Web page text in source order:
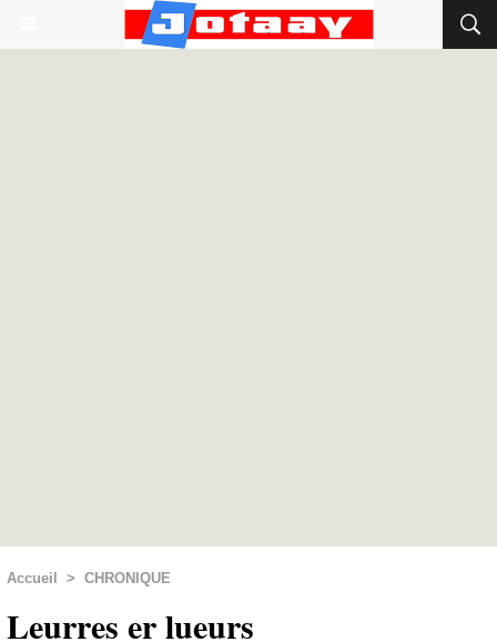
Accueil > CHRONIQUE
Leurres er lueurs